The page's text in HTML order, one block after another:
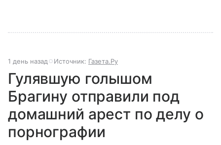
1 день назад Источник: Газета.Ру
Гулявшую голышом
Брагину отправили под
домашний арест по делу о
порнографии